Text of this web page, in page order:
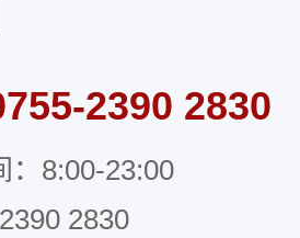
2390 2830
：8:00-23:00
2830